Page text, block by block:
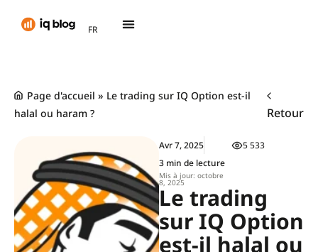
FR
TH
Page d'accueil » Le trading sur IQ Option est-il
halal ou haram ?
Retour
Avr 7, 2025
3 min de lecture
Mis à jour: octobre
8, 2025
5 533
Le trading
sur IQ Option
est-il halal ou